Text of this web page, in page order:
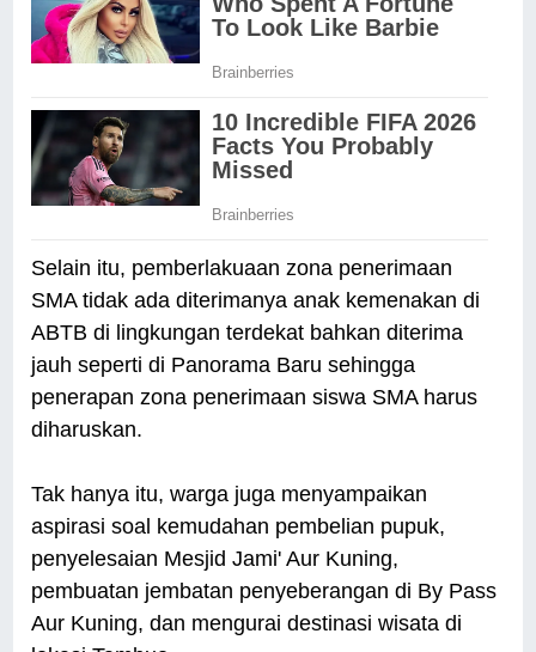
Selain itu, pemberlakuaan zona penerimaan
SMA tidak ada diterimanya anak kemenakan di
ABTB di lingkungan terdekat bahkan diterima
jauh seperti di Panorama Baru sehingga
penerapan zona penerimaan siswa SMA harus
diharuskan.
Tak hanya itu, warga juga menyampaikan
aspirasi soal kemudahan pembelian pupuk,
penyelesaian Mesjid Jami' Aur Kuning,
pembuatan jembatan penyeberangan di By Pass
Aur Kuning, dan mengurai destinasi wisata di